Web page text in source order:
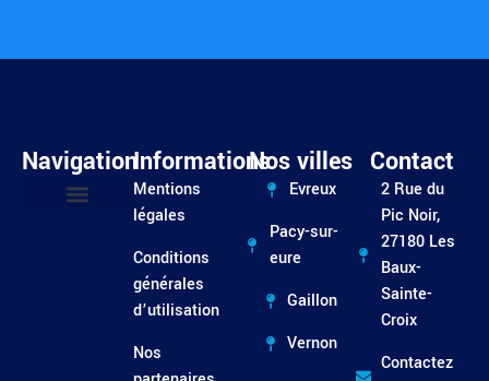
NavigationInformations
Mentions
légales
Conditions
générales
d’utilisation
Nos
Nos villes
Evreux
Pacy-sur-
eure
Gaillon
Vernon
Contact
2 Rue du
Pic Noir,
27180 Les
Baux-
Sainte-
Croix
Contactez